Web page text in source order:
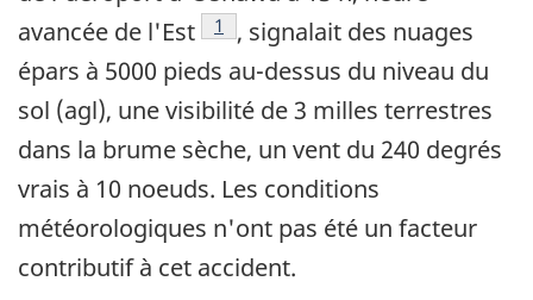
avancée de l'Est
Note de bas de page
1
, signalait des nuages
épars à 5000 pieds au-dessus du niveau du
sol (agl), une visibilité de 3 milles terrestres
dans la brume sèche, un vent du 240 degrés
vrais à 10 noeuds. Les conditions
météorologiques n'ont pas été un facteur
contributif à cet accident.